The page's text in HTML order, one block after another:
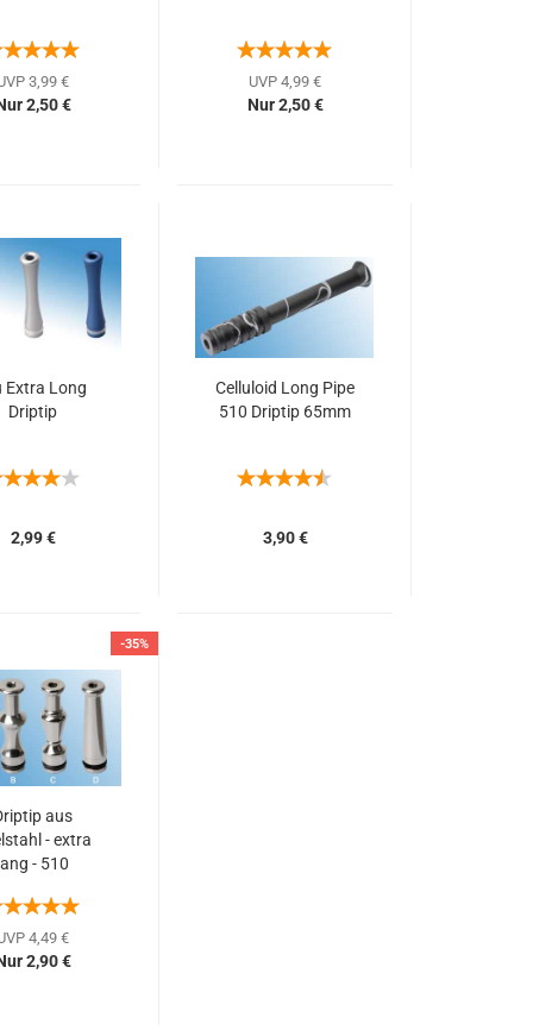
3,99 €
2,50 €
UVP 4,99 €
Nur 2,50 €
Extra Long
Driptip
2,99 €
Celluloid Long Pipe
510 Driptip 65mm
3,90 €
-35%
aus
- extra
- 510
4,49 €
2,90 €